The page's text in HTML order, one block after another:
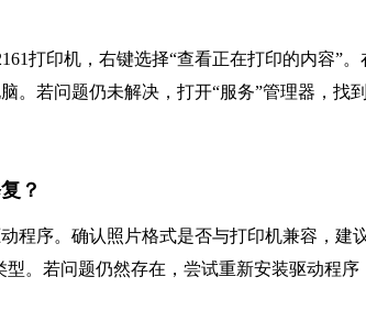
打印机，右键选择“查看正在打印的内容”。
。若问题仍未解决，打开“服务”管理器，找
？
程序。确认照片格式是否与打印机兼容，建
。若问题仍然存在，尝试重新安装驱动程序